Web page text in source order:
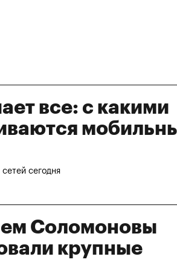
все: с какими
сегодня
Соломоновы
крупные